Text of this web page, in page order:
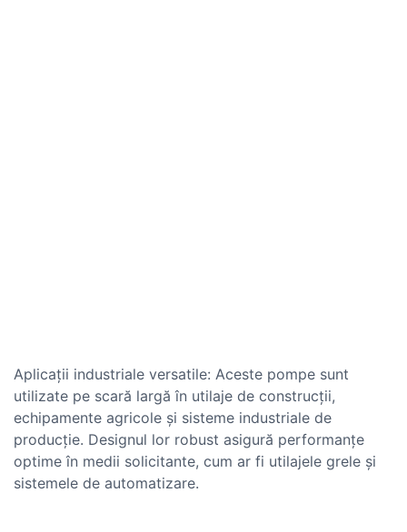
Aplicații industriale versatile: Aceste pompe sunt
utilizate pe scară largă în utilaje de construcții,
echipamente agricole și sisteme industriale de
producție. Designul lor robust asigură performanțe
optime în medii solicitante, cum ar fi utilajele grele și
sistemele de automatizare.